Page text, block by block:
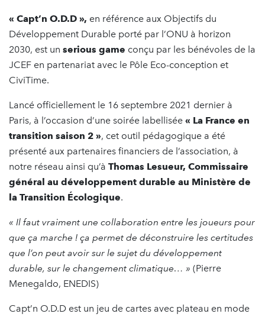
« Capt’n O.D.D », en référence aux Objectifs du
Développement Durable porté par l’ONU à horizon
2030, est un serious game conçu par les bénévoles de la
JCEF en partenariat avec le Pôle Eco-conception et
CiviTime.
Lancé officiellement le 16 septembre 2021 dernier à
Paris, à l’occasion d’une soirée labellisée « La France en
transition saison 2 », cet outil pédagogique a été
présenté aux partenaires financiers de l’association, à
notre réseau ainsi qu’à Thomas Lesueur, Commissaire
général au développement durable au Ministère de
la Transition Écologique.
« Il faut vraiment une collaboration entre les joueurs pour
que ça marche ! ça permet de déconstruire les certitudes
que l’on peut avoir sur le sujet du développement
durable, sur le changement climatique… » (Pierre
Menegaldo, ENEDIS)
Capt’n O.D.D est un jeu de cartes avec plateau en mode